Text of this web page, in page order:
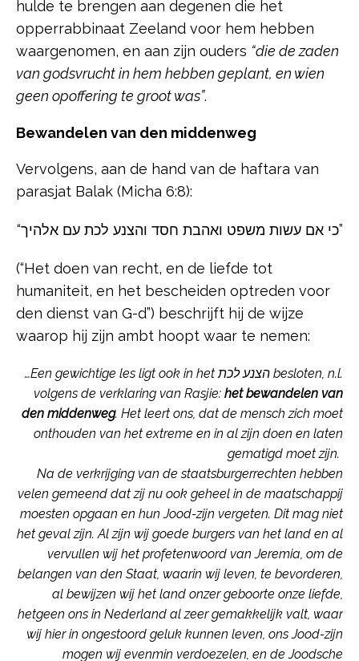
hulde te brengen aan degenen die het
opperrabbinaat Zeeland voor hem hebben
waargenomen, en aan zijn ouders “die de zaden
van godsvrucht in hem hebben geplant, en wien
geen opoffering te groot was”.
Bewandelen van den middenweg
Vervolgens, aan de hand van de haftara van
parasjat Balak (Micha 6:8):
“כי אם עשות משפט ואהבת חסד והצנע לכת עם אלהיך”
(“Het doen van recht, en de liefde tot
humaniteit, en het bescheiden optreden voor
den dienst van G-d”) beschrijft hij de wijze
waarop hij zijn ambt hoopt waar te nemen:
…Een gewichtige les ligt ook in het הצנע לכת besloten, n.l.
volgens de verklaring van Rasjie: het bewandelen van
den middenweg. Het leert ons, dat de mensch zich moet
onthouden van het extreme en in al zijn doen en laten
gematigd moet zijn.
Na de verkrijging van de staatsburgerrechten hebben
velen gemeend dat zij nu ook geheel in de maatschappij
moesten opgaan en hun Jood-zijn vergeten. Dit mag niet
het geval zijn. Al zijn wij goede burgers van het land en al
vervullen wij het profetenwoord van Jeremia, om de
belangen van den Staat, waarin wij leven, te bevorderen,
al bewijzen wij het land onzer geboorte onze liefde,
hetgeen ons in Nederland al zeer gemakkelijk valt, waar
wij hier in ongestoord geluk kunnen leven, ons Jood-zijn
mogen wij evenmin verdoezelen, en de Joodsche